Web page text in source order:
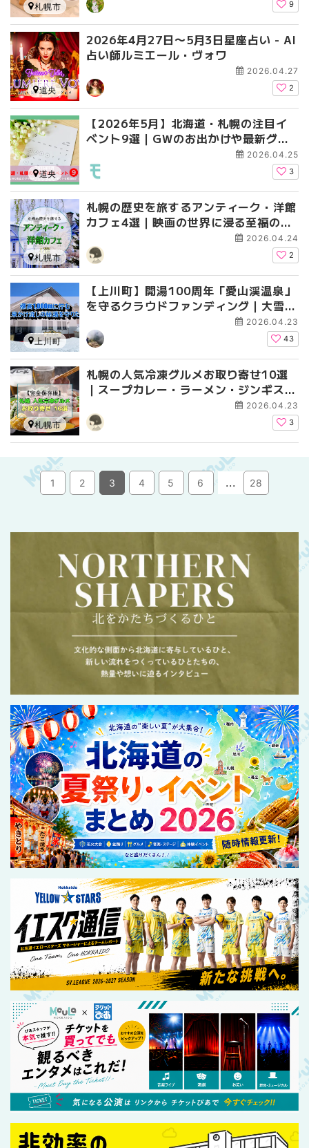
9
札幌市
2026年4月27日〜5月3日星座占い - AI
占い師ルミエール・ヴォワ
2026.04.27
2
道央
【2026年5月】北海道・札幌の注目イ
ベント9選｜GWのお出かけや最新グル
メ、初上陸スポットを徹底紹介！2026.04.25
3
道央
札幌の歴史を旅するアンティーク・洋館
カフェ4選｜映画の世界に浸る至福のひ
2026.04.24
2
札幌市
【上川町】開湯100周年「愛山渓温泉」
を守るクラウドファンディング｜大雪山
の標高1,000mに佇む源泉かけ流しの秘
湯
2026.04.23
43
上川町
札幌の人気冷凍グルメお取り寄せ10選
｜スープカレー・ラーメン・ジンギスカ
ンなど名店の味を自宅で【完全保存版】
2026.04.23
3
札幌市
1 2 3 4 5 6 ... 28